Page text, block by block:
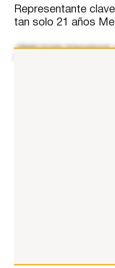
Representante
tan solo 21 años
«Meliá Hotels International,